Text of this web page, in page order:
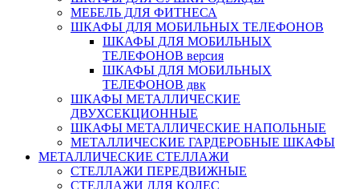
МЕБЕЛЬ ДЛЯ ФИТНЕСА
ШКАФЫ ДЛЯ МОБИЛЬНЫХ ТЕЛЕФОНОВ
ШКАФЫ ДЛЯ МОБИЛЬНЫХ
ТЕЛЕФОНОВ версия
ШКАФЫ ДЛЯ МОБИЛЬНЫХ
ТЕЛЕФОНОВ двк
ШКАФЫ МЕТАЛЛИЧЕСКИЕ
ДВУХСЕКЦИОННЫЕ
ШКАФЫ МЕТАЛЛИЧЕСКИЕ НАПОЛЬНЫЕ
МЕТАЛЛИЧЕСКИЕ ГАРДЕРОБНЫЕ ШКАФЫ
МЕТАЛЛИЧЕСКИЕ СТЕЛЛАЖИ
СТЕЛЛАЖИ ПЕРЕДВИЖНЫЕ
СТЕЛЛАЖИ ДЛЯ КОЛЕС